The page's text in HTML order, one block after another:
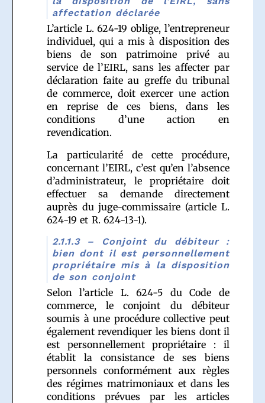
affectation déclarée
L’article L. 624-19 oblige, l’entrepreneur
individuel, qui a mis à disposition des
biens de son patrimoine privé au
service de l’EIRL, sans les affecter par
déclaration faite au greffe du tribunal
de commerce, doit exercer une action
en reprise de ces biens, dans les
conditions d’une action en
revendication.
La particularité de cette procédure,
concernant l’EIRL, c’est qu’en l’absence
d’administrateur, le propriétaire doit
effectuer sa demande directement
auprès du juge-commissaire (article L.
624-19 et R. 624-13-1).
2.1.1.3 – Conjoint du débiteur :
bien dont il est personnellement
propriétaire mis à la disposition
de son conjoint
Selon l’article L. 624-5 du Code de
commerce, le conjoint du débiteur
soumis à une procédure collective peut
également revendiquer les biens dont il
est personnellement propriétaire : il
établit la consistance de ses biens
personnels conformément aux règles
des régimes matrimoniaux et dans les
conditions prévues par les articles